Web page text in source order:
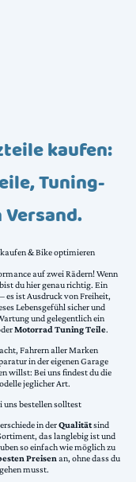
kaufen:
Tuning-
& Bike optimieren
auf zwei Rädern! Wenn
du hier genau richtig. Ein
es ist Ausdruck von Freiheit,
Lebensgefühl sicher und
und gelegentlich ein
Motorrad Tuning Teile.
Fahrern aller Marken
in der eigenen Garage
willst: Bei uns findest du die
jeglicher Art.
uns bestellen solltest
in derQualitätsind
das langlebig ist und
so einfach wie möglich zu
Preisenan, ohne dass du
musst.